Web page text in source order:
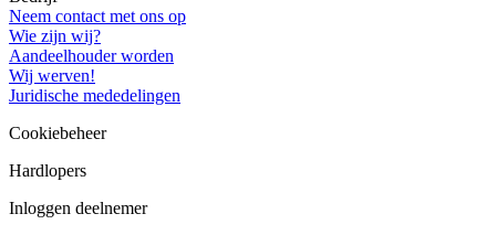
Neem contact met ons op
Wie zijn wij?
Aandeelhouder worden
Wij werven!
Juridische mededelingen
Cookiebeheer
Hardlopers
Inloggen deelnemer